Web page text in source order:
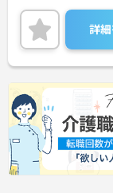
トを大切にしな
ご興味のある方
に詳細をご案内
い！
詳